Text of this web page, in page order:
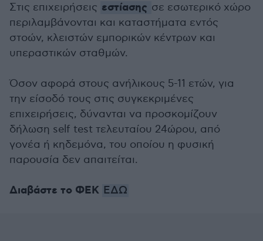
Στις επιχειρήσεις εστίασης σε εσωτερικό χώρο
περιλαμβάνονται και καταστήματα εντός
στοών, κλειστών εμπορικών κέντρων και
υπεραστικών σταθμών.
Όσον αφορά στους ανήλικους 5-11 ετών, για
την είσοδό τους στις συγκεκριμένες
επιχειρήσεις, δύνανται να προσκομίζουν
δήλωση self test τελευταίου 24ώρου, από
γονέα ή κηδεμόνα, του οποίου η φυσική
παρουσία δεν απαιτείται.
Διαβάστε το ΦΕΚ ΕΔΩ